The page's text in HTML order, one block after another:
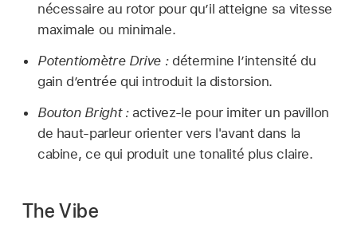
nécessaire au rotor pour qu’il atteigne sa vitesse
maximale ou minimale.
Potentiomètre Drive :détermine l’intensité du
gain d’entrée qui introduit la distorsion.
Bouton Bright :activez-le pour imiter un pavillon
de haut-parleur orienter vers l'avant dans la
cabine, ce qui produit une tonalité plus claire.
The Vibe